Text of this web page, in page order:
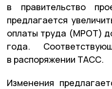
в правительство
предлагается
оплаты труда (МРОТ)
года.
в распоряжении ТАСС.
Изменения